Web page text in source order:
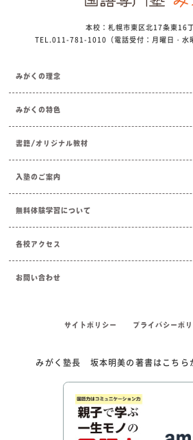
本校：札幌市東区北17条東16
TEL.011-781-1010（電話受付：月曜日・水
みがくの理念
みがくの特色
書籍/オリジナル教材
入塾のご案内
無料体験学習について
各校アクセス
お問い合わせ
サイトポリシー プライバシーポ
みがく塾長 坂本明美の著書はこちら